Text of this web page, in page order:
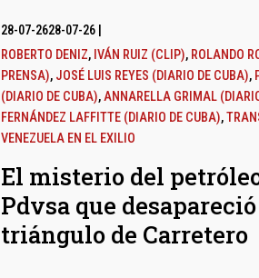
28-07-2628-07-26
ROBERTO DENIZ, IVÁN RUIZ (CLIP), ROLANDO
PRENSA), JOSÉ LUIS REYES (DIARIO DE CUBA),
(DIARIO DE CUBA),ANNARELLA GRIMAL
FERNÁNDEZ LAFFITTE (DIARIO DE CUBA),
VENEZUELA EN EL EXILIO
El misterio del
Pdvsa que
triángulo de Carretero